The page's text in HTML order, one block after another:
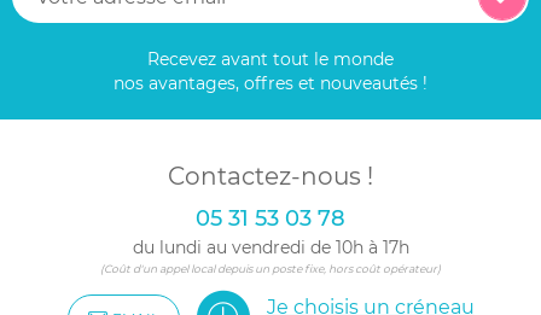
Recevez avant tout le monde
nos avantages, offres et nouveautés !
Contactez-nous !
05 31 53 03 78
du lundi au vendredi de 10h à 17h
(Coût d'un appel local depuis un poste fixe, hors coût opérateur)
Je choisis un créneau